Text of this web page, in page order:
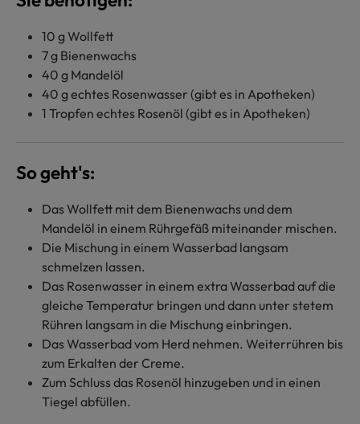
10 g Wollfett
7 g Bienenwachs
40 g Mandelöl
40 g echtes Rosenwasser (gibt es in Apotheken)
1 Tropfen echtes Rosenöl (gibt es in Apotheken)
So geht's:
Das Wollfett mit dem Bienenwachs und dem
Mandelöl in einem Rührgefäß miteinander mischen.
Die Mischung in einem Wasserbad langsam
schmelzen lassen.
Das Rosenwasser in einem extra Wasserbad auf die
gleiche Temperatur bringen und dann unter stetem
Rühren langsam in die Mischung einbringen.
Das Wasserbad vom Herd nehmen. Weiterrühren bis
zum Erkalten der Creme.
Zum Schluss das Rosenöl hinzugeben und in einen
Tiegel abfüllen.